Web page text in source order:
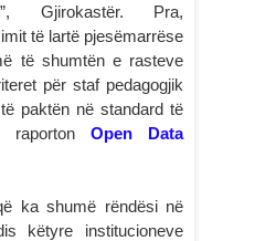
Gjirokastër. Pra,
të lartë pjesëmarrëse
të shumtën e rasteve
për staf pedagogjik
paktën në standard të
raportonOpen Data
ka shumë rëndësi në
këtyre institucioneve